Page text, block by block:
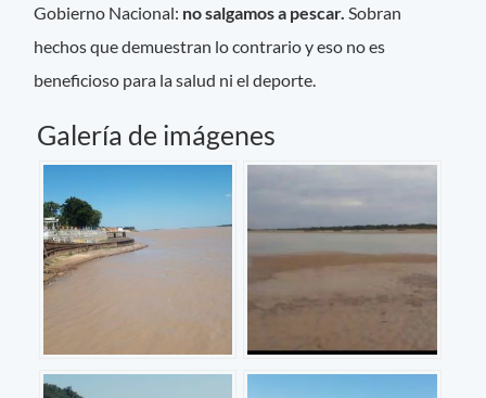
Gobierno Nacional: no salgamos a pescar. Sobran
hechos que demuestran lo contrario y eso no es
beneficioso para la salud ni el deporte.
Galería de imágenes